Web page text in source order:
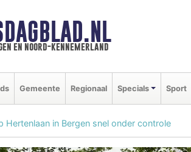
en noord-kennemerland
Gemeente Regionaal Specials Sport
Hertenlaan in Bergen snel onder controle